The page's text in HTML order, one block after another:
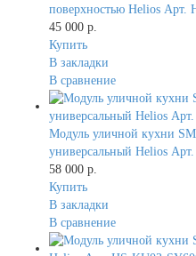
поверхностью Helios Арт.
45 000 р.
Купить
В закладки
В сравнение
Модуль уличной кухни
универсальный Helios
58 000 р.
Купить
В закладки
В сравнение